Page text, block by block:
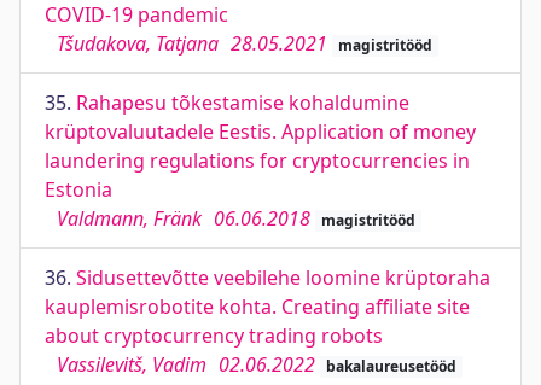
COVID-19 pandemic
Tšudakova, Tatjana 28.05.2021 magistritööd
35. Rahapesu tõkestamise kohaldumine
krüptovaluutadele Eestis. Application of money
laundering regulations for cryptocurrencies in
Estonia
Valdmann, Fränk 06.06.2018 magistritööd
36. Sidusettevõtte veebilehe loomine krüptoraha
kauplemisrobotite kohta. Creating affiliate site
about cryptocurrency trading robots
Vassilevitš, Vadim 02.06.2022 bakalaureusetööd